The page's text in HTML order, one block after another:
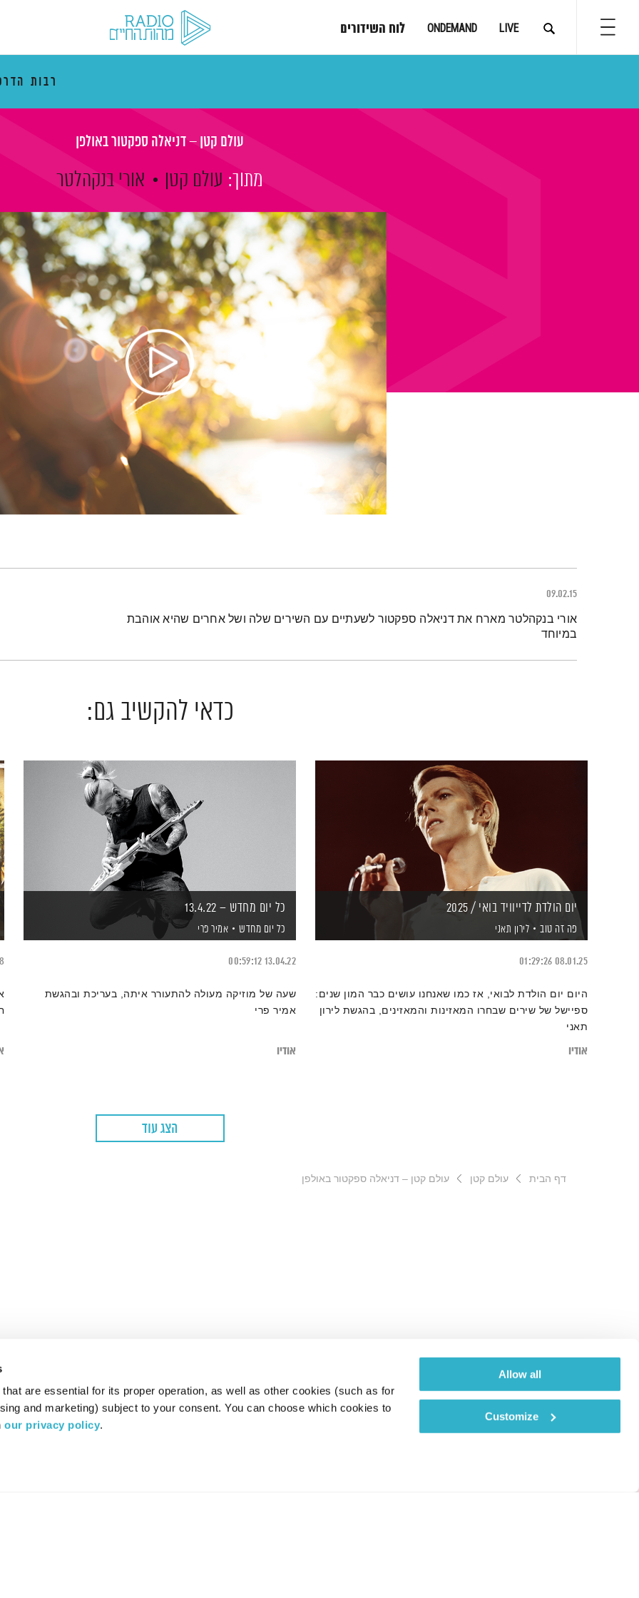
are essential for its proper operation, as well as other cookies (such as for
and marketing) subject to your consent. You can choose which cookies to
our privacy policy.
Allow all
Customize
LIVE
ONDEMAND לוח השידורים
רבות
עולם קטן – דניאלה ספקטור באולפן
מתוך: עולם קטן אורי בנקהלטר
09.02.15
תמצית הפודקאסט
אורי בנקהלטר מארח את דניאלה ספקטור לשעתיים עם השירים שלה ושל אחרים שהיא אוהבת
במיוחד
כדאי להקשיב גם:
יום הולדת לדייוויד בואי / 2025
פה זה טוב לירון תאני
08.01.25
01:29:26
היום יום הולדת לבואי, אז כמו שאנחנו עושים כבר המון שנים:
ספיישל של שירים שבחרו המאזינות והמאזינים, בהגשת לירון
תאני
אודיו
כל יום מחדש – 13.4.22
כל יום מחדש אמיר פרי
13.04.22
00:59:12
שעה של מוזיקה מעולה להתעורר איתה, בעריכת ובהגשת
אמיר פרי
אודיו
הצג עוד
דף הבית עולם קטן עולם קטן – דניאלה ספקטור באולפן